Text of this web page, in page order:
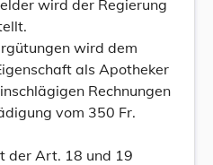
wird der Regierung
wird dem
als Apotheker
Rechnungen
vom 350 Fr.
der Art. 18 und 19